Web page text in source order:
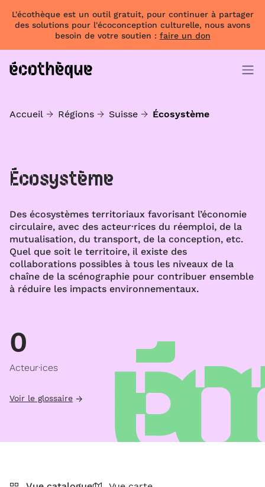
L'écothèque est un outil gratuit, pour continuer à partager
des solutions pour l'écoconception culturelle, nous avons
besoin de votre soutien : faire un don
Accueil Régions Suisse Écosystème
Écosystème
Des écosystèmes territoriaux favorisant l’économie
circulaire, avec des acteur·rices du réemploi, de la
mutualisation, du transport, de la conception, etc.
Quel que soit le territoire, il existe des
collaborations possibles à tous les niveaux de la
chaîne de la scénographie pour contribuer ensemble
à réduire les impacts environnementaux.
0
Acteur·ices
Voir le glossaire